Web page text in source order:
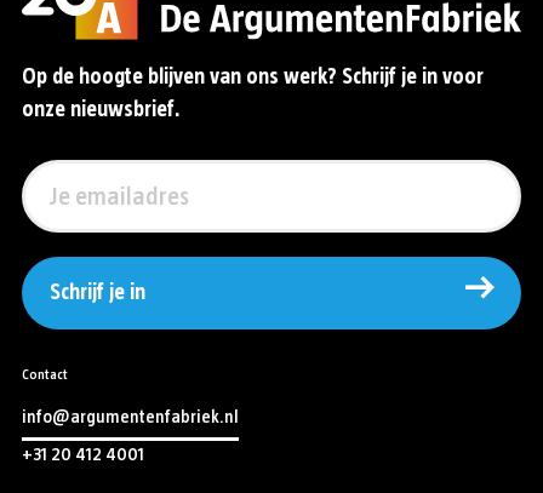
Op de hoogte blijven van ons werk? Schrijf je in voor
onze nieuwsbrief.
Schrijf je in
Contact
info@argumentenfabriek.nl
+31 20 412 4001